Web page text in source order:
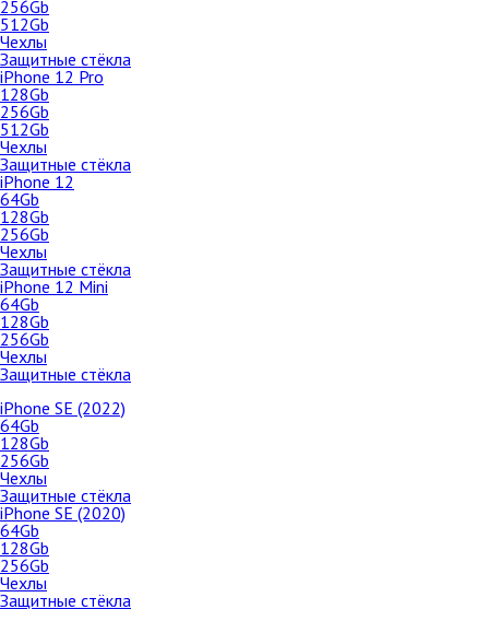
256Gb
512Gb
iPhone 13
Чехлы
256Gb
Чехлы
iPhone 12 Pro Max
128Gb
256Gb
Защитные стёкла
256Gb
512Gb
Чехлы
Защитные стёкла
iPhone 12 Pro
128Gb
256Gb
512Gb
Чехлы
Защитные стёкла
iPhone 12
64Gb
128Gb
256Gb
Чехлы
Защитные стёкла
iPhone 12 Mini
64Gb
128Gb
256Gb
Чехлы
Защитные стёкла
iPhone SE (2022)
64Gb
128Gb
256Gb
Чехлы
Защитные стёкла
iPhone SE (2020)
64Gb
128Gb
256Gb
Чехлы
Защитные стёкла